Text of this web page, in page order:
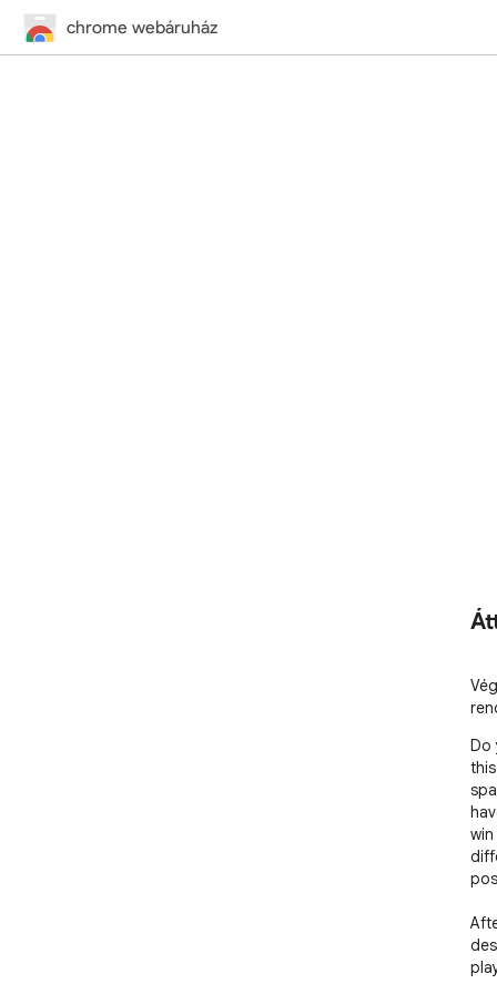
chrome webáruház
Do